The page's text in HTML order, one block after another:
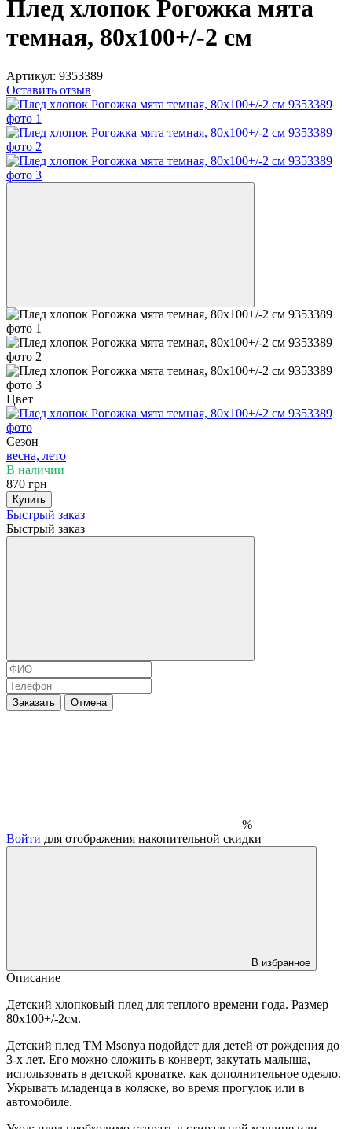
Плед хлопок Рогожка мята
темная, 80х100+/-2 см
Артикул: 9353389
Оставить отзыв
Цвет
Сезон
весна, лето
В наличии
870 грн
Купить
Быстрый заказ
Быстрый заказ
Заказать Отмена
%
Войти для отображения накопительной скидки
В избранное
Описание
Детский хлопковый плед для теплого времени года. Размер
80х100+/-2см.
Детский плед TM Msonya подойдет для детей от рождения до
3-х лет. Его можно сложить в конверт, закутать малыша,
использовать в детской кроватке, как дополнительное одеяло.
Укрывать младенца в коляске, во время прогулок или в
автомобиле.